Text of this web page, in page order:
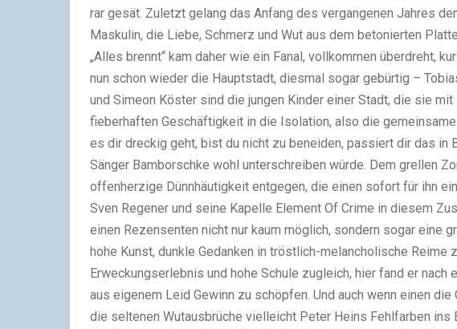
rar gesät. Zuletzt gelang das Anfang des vergangenen Jahres
Maskulin, die Liebe, Schmerz und Wut aus dem betonierten
„Alles brennt“ kam daher wie ein Fanal, vollkommen überdreht,
nun schon wieder die Hauptstadt, diesmal sogar gebürtig –
und Simeon Köster sind die jungen Kinder einer Stadt, die sie
fieberhaften Geschäftigkeit in die Isolation, also die
es dir dreckig geht, bist du nicht zu beneiden, passiert dir das in
Sänger Bamborschke wohl unterschreiben würde. Dem grellen
offenherzige Dünnhäutigkeit entgegen, die einen sofort für ihn
Sven Regener und seine Kapelle Element Of Crime in diesem
einen Rezensenten nicht nur kaum möglich, sondern sogar eine
hohe Kunst, dunkle Gedanken in tröstlich-melancholische Reime
Erweckungserlebnis und hohe Schule zugleich, hier fand er
aus eigenem Leid Gewinn zu schöpfen. Und auch wenn einen
die seltenen Wutausbrüche vielleicht Peter Heins Fehlfarben ins